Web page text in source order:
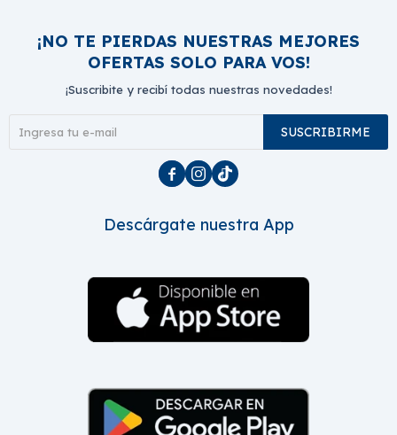
¡NO TE PIERDAS NUESTRAS MEJORES
OFERTAS SOLO PARA VOS!
¡Suscribite y recibí todas nuestras novedades!
SUSCRIBIRME
  
Descárgate nuestra App